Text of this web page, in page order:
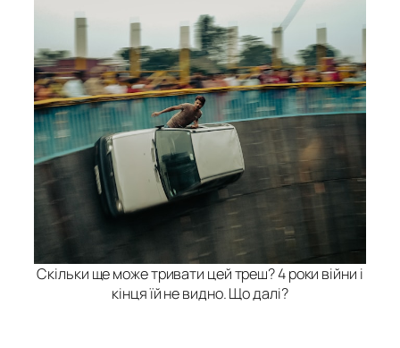
Скільки ще може тривати цей треш? 4 роки війни і
кінця їй не видно. Що далі?